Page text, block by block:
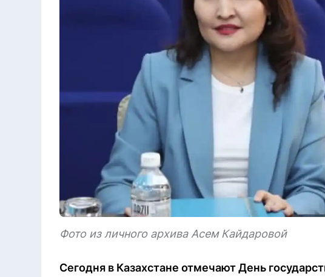
Фото из личного архива Асем Кайдаровой
Сегодня в Казахстане отмечают День